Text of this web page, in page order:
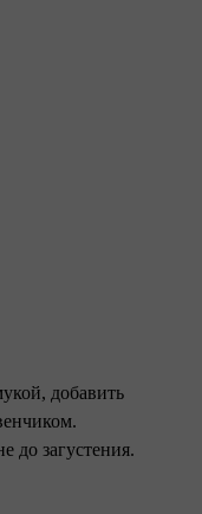
добавить
до загустения.